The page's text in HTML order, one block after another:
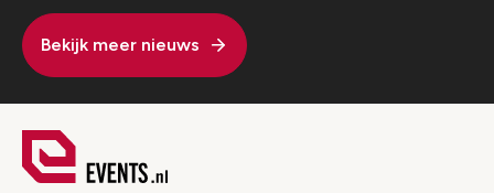
Bekijk meer nieuws